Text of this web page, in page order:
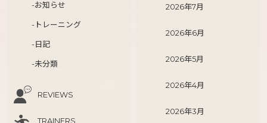
-お知らせ
-トレーニング
-日記
-未分類
REVIEWS
TRAINERS
2026年7月
2026年6月
2026年5月
2026年4月
2026年3月